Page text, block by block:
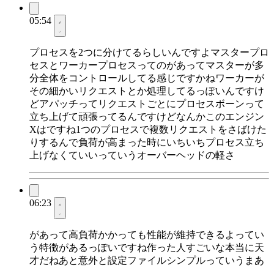
05:54
プロセスを2つに分けてるらしいんですよマスタープロ
セスとワーカープロセスってのがあってマスターが多
分全体をコントロールしてる感じですかねワーカーが
その細かいリクエストとか処理してるっぽいんですけ
どアパッチってリクエストごとにプロセスボーンって
立ち上げて頑張ってるんですけどなんかこのエンジン
Xはですね1つのプロセスで複数リクエストをさばけた
りするんで負荷が高まった時にいちいちプロセス立ち
上げなくていいっていうオーバーヘッドの軽さ
06:23
があって高負荷かかっても性能が維持できるよってい
う特徴があるっぽいですね作った人すごいな本当に天
才だねあと意外と設定ファイルシンプルっていうまあ